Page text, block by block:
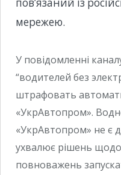
мережею.
У повідомленні
“водителей без
штрафовать
«УкрАвтопром».
«УкрАвтопром» не є
ухвалює рішень
повноважень